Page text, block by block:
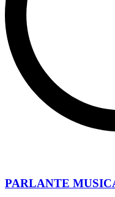
PARLANTE